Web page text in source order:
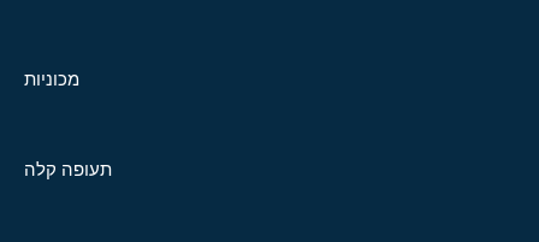
מכוניות
תעופה קלה